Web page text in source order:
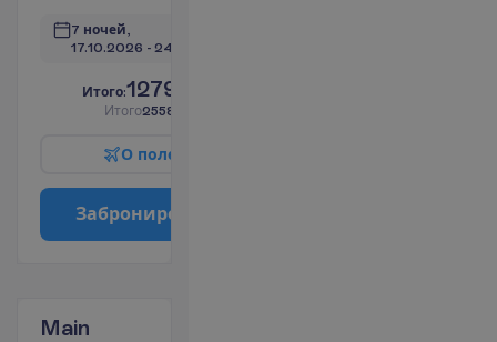
7 ночей,
17.10.2026 - 24.10.2026
Итого:1279.00
Итого2558.00
О поле
Заброниро
Main